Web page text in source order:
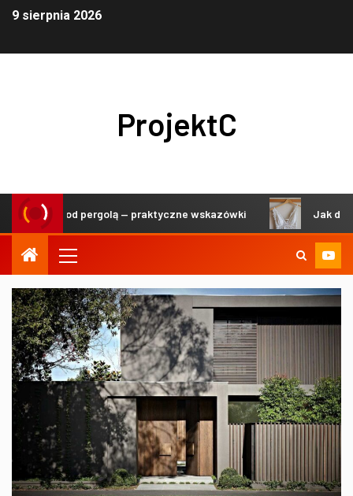
9 sierpnia 2026
ProjektC
pod pergolą — praktyczne wskazówki Jak dbać o